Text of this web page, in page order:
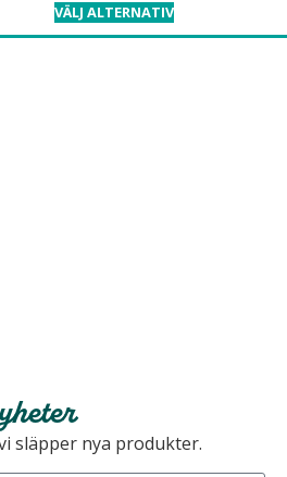
VÄLJ ALTERNATIV
släpper nya produkter.